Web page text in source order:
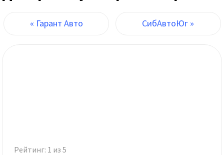
« Гарант Авто СибАвтоЮг »
Рейтинг: 1 из 5